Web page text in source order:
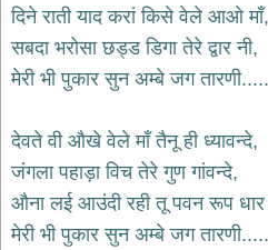
sai
bhajans
जैन
भजन
भजन
durga
bhajans
दिने राती याद करां किसे वेले आओ माँ,
सबदा भरोसा छड्ड डिगा तेरे द्वार नी,
मेरी भी पुकार सुन अम्बे जग
देवते वी औखे वेले माँ तैनू ही ध्यावन्दे,
जंगला पहाड़ा विच तेरे गुण गांवन्दे,
औना लई आउंदी रही तू पवन रूप धार
मेरी भी पुकार सुन अम्बे जग